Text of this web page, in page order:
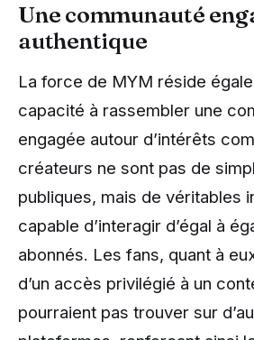
Une communauté
authentique
La force de MYM réside
capacité à rassembler une
engagée autour d’intérêts
créateurs ne sont pas de
publiques, mais de véritables
capable d’interagir d’égal à
abonnés. Les fans, quant à
d’un accès privilégié à un
pourraient pas trouver sur